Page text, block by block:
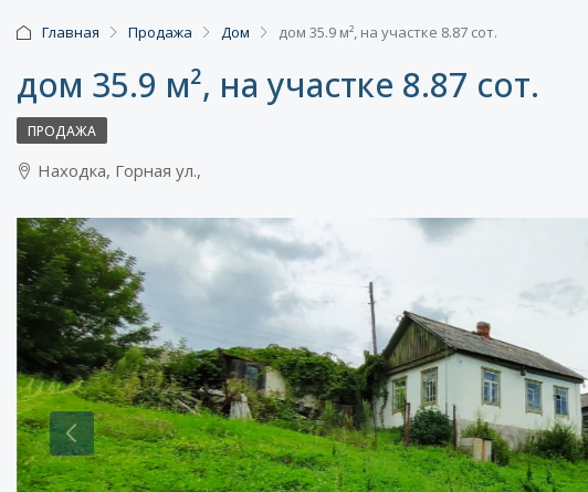
Главная Продажа Дом дом 35.9 м², на участке 8.87 сот.
дом 35.9 м², на участке 8.87 сот.
ПРОДАЖА
Находка, Горная ул.,